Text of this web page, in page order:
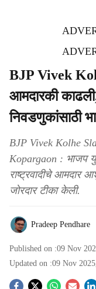
BJP Vivek
आमदारकी
निवडणुकांसाठी
BJP Vivek Kolhe
Kopargaon : भाजप
राष्ट्रवादीचे आमदार
जोरदार टीका केली.
Pradeep Pendhare
Published on :09 Nov
Updated on :09 Nov